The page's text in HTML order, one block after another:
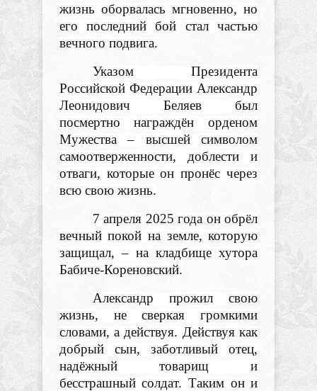
жизнь оборвалась мгновенно, но
его последний бой стал частью
вечного подвига.
Указом Президента
Российской Федерации Александр
Леонидович Беляев был
посмертно награждён орденом
Мужества – высшей символом
самоотверженности, доблести и
отваги, которые он пронёс через
всю свою жизнь.
7 апреля 2025 года он обрёл
вечный покой на земле, которую
защищал, – на кладбище хутора
Бабиче-Кореновский.
Александр прожил свою
жизнь, не сверкая громкими
словами, а действуя. Действуя как
добрый сын, заботливый отец,
надёжный товарищ и
бесстрашный солдат. Таким он и